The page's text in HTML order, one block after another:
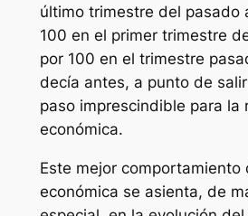
último trimestre del pasado
100 en el primer trimestre
por 100 en el trimestre
decía antes, a punto de
paso imprescindible para la
económica.
Este mejor comportamiento
económica se asienta, de